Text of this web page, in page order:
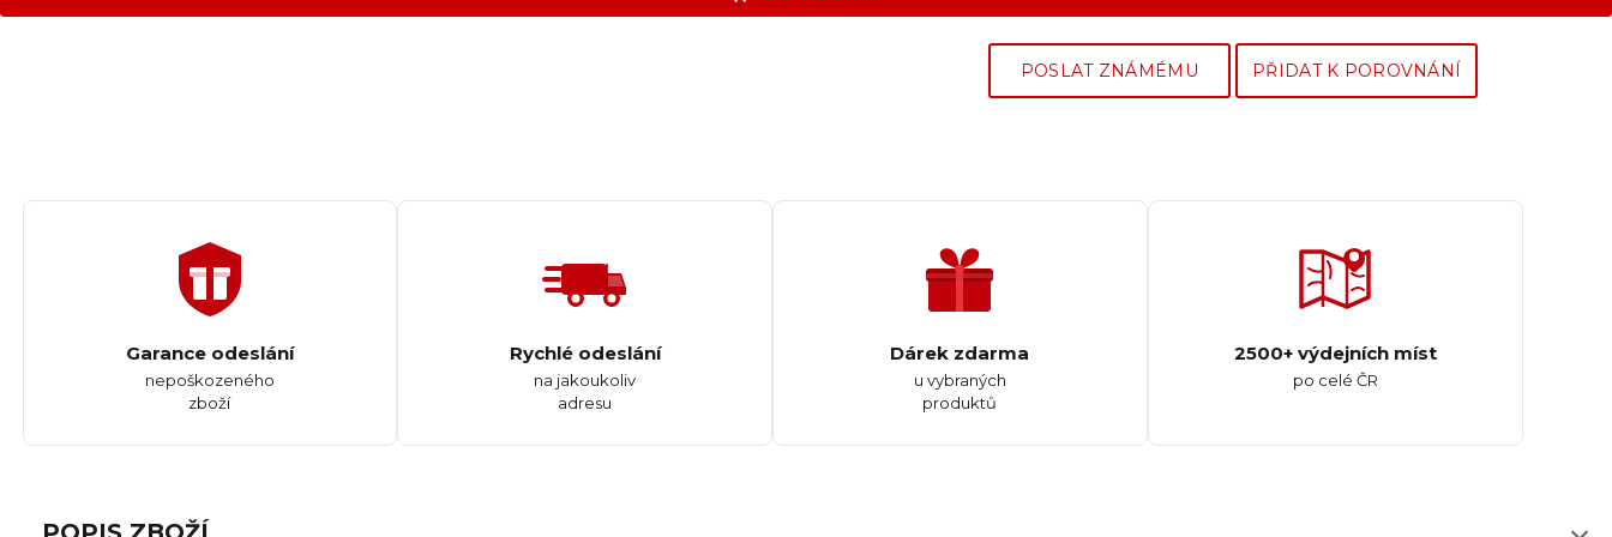
POSLAT ZNÁMÉMU PŘIDAT K POROVNÁNÍ
Garance odeslání
nepoškozeného
zboží
Rychlé odeslání
na jakoukoliv
adresu
Dárek zdarma
u vybraných
produktů
2500+ výdejních míst
po celé ČR